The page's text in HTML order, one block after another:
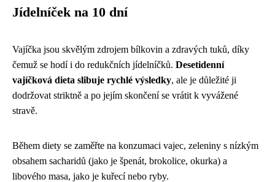
Jídelníček na 10 dní
Vajíčka jsou skvělým zdrojem bílkovin a zdravých tuků, díky
čemuž se hodí i do redukčních jídelníčků. Desetidenní
vajíčková dieta slibuje rychlé výsledky, ale je důležité ji
dodržovat striktně a po jejím skončení se vrátit k vyvážené
stravě.
Během diety se zaměřte na konzumaci vajec, zeleniny s nízkým
obsahem sacharidů (jako je špenát, brokolice, okurka) a
libového masa, jako je kuřecí nebo ryby.